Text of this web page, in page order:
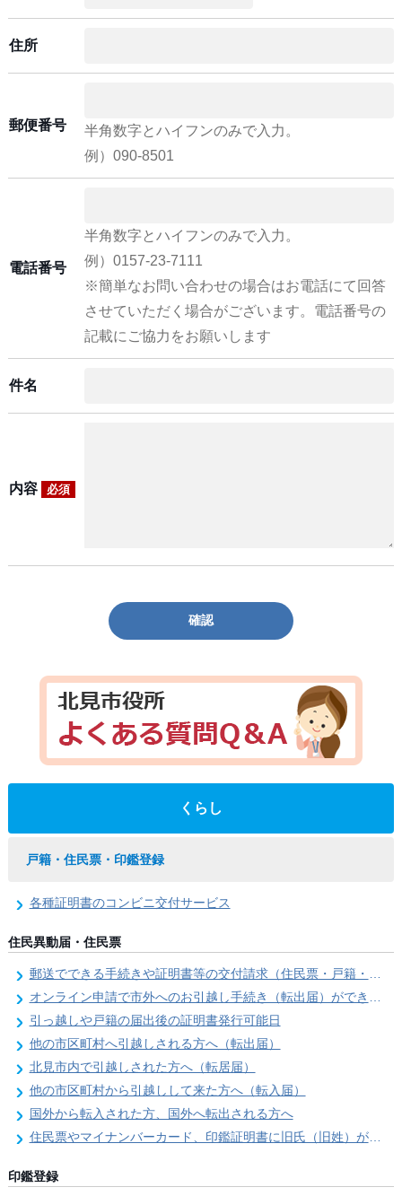
住所
郵便番号
半角数字とハイフンのみで入力。
例）090-8501
電話番号
半角数字とハイフンのみで入力。
例）0157-23-7111
※簡単なお問い合わせの場合はお電話にて回答
させていただく場合がございます。電話番号の
記載にご協力をお願いします
件名
内容 必須
確認
くらし
戸籍・住民票・印鑑登録
各種証明書のコンビニ交付サービス
住民異動届・住民票
郵送でできる手続きや証明書等の交付請求（住民票・戸籍・国民年金関係）
オンライン申請で市外へのお引越し手続き（転出届）ができます
引っ越しや戸籍の届出後の証明書発行可能日
他の市区町村へ引越しされる方へ（転出届）
北見市内で引越しされた方へ（転居届）
他の市区町村から引越しして来た方へ（転入届）
国外から転入された方、国外へ転出される方へ
住民票やマイナンバーカード、印鑑証明書に旧氏（旧姓）が併記できるようになりました！
印鑑登録